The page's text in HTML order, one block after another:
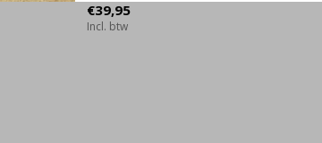
€39,95
Incl. btw